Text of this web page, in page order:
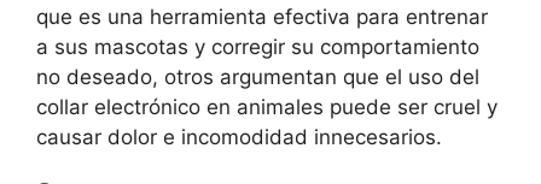
que es una herramienta efectiva para entrenar
a sus mascotas y corregir su comportamiento
no deseado, otros argumentan que el uso del
collar electrónico en animales puede ser cruel y
causar dolor e incomodidad innecesarios.